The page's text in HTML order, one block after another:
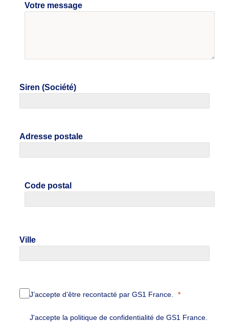
Votre message
Siren (Société)
Adresse postale
Code postal
Ville
J’accepte d’être recontacté par GS1 France.
J'accepte la politique de confidentialité de GS1 France.